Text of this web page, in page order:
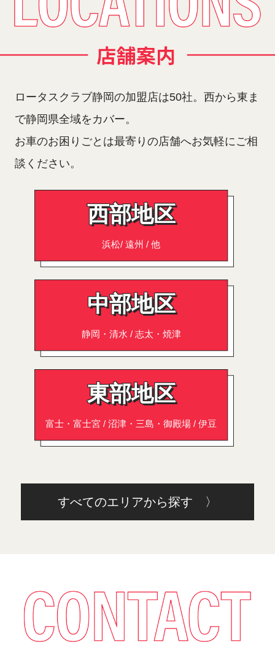
ロータスクラブ静岡の加盟店は50社。西から東ま
で静岡県全域をカバー。
お車のお困りごとは最寄りの店舗へお気軽にご相
談ください。
西部地区
浜松/ 遠州 / 他
中部地区
静岡・清水 / 志太・焼津
東部地区
富士・富士宮 / 沼津・三島・御殿場 / 伊豆
すべてのエリアから探す 〉